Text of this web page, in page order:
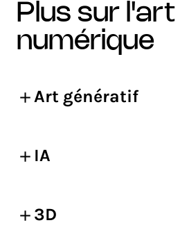
plus sur l'art
numérique
Art génératif
IA
3D